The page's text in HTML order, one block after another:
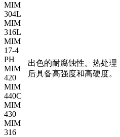
MIM
304L
出色的耐腐蚀性。热处理
后具备高强度和高硬度。
MIM
316L
MIM
17-4
PH
MIM
420
MIM
440C
MIM
430
MIM
316